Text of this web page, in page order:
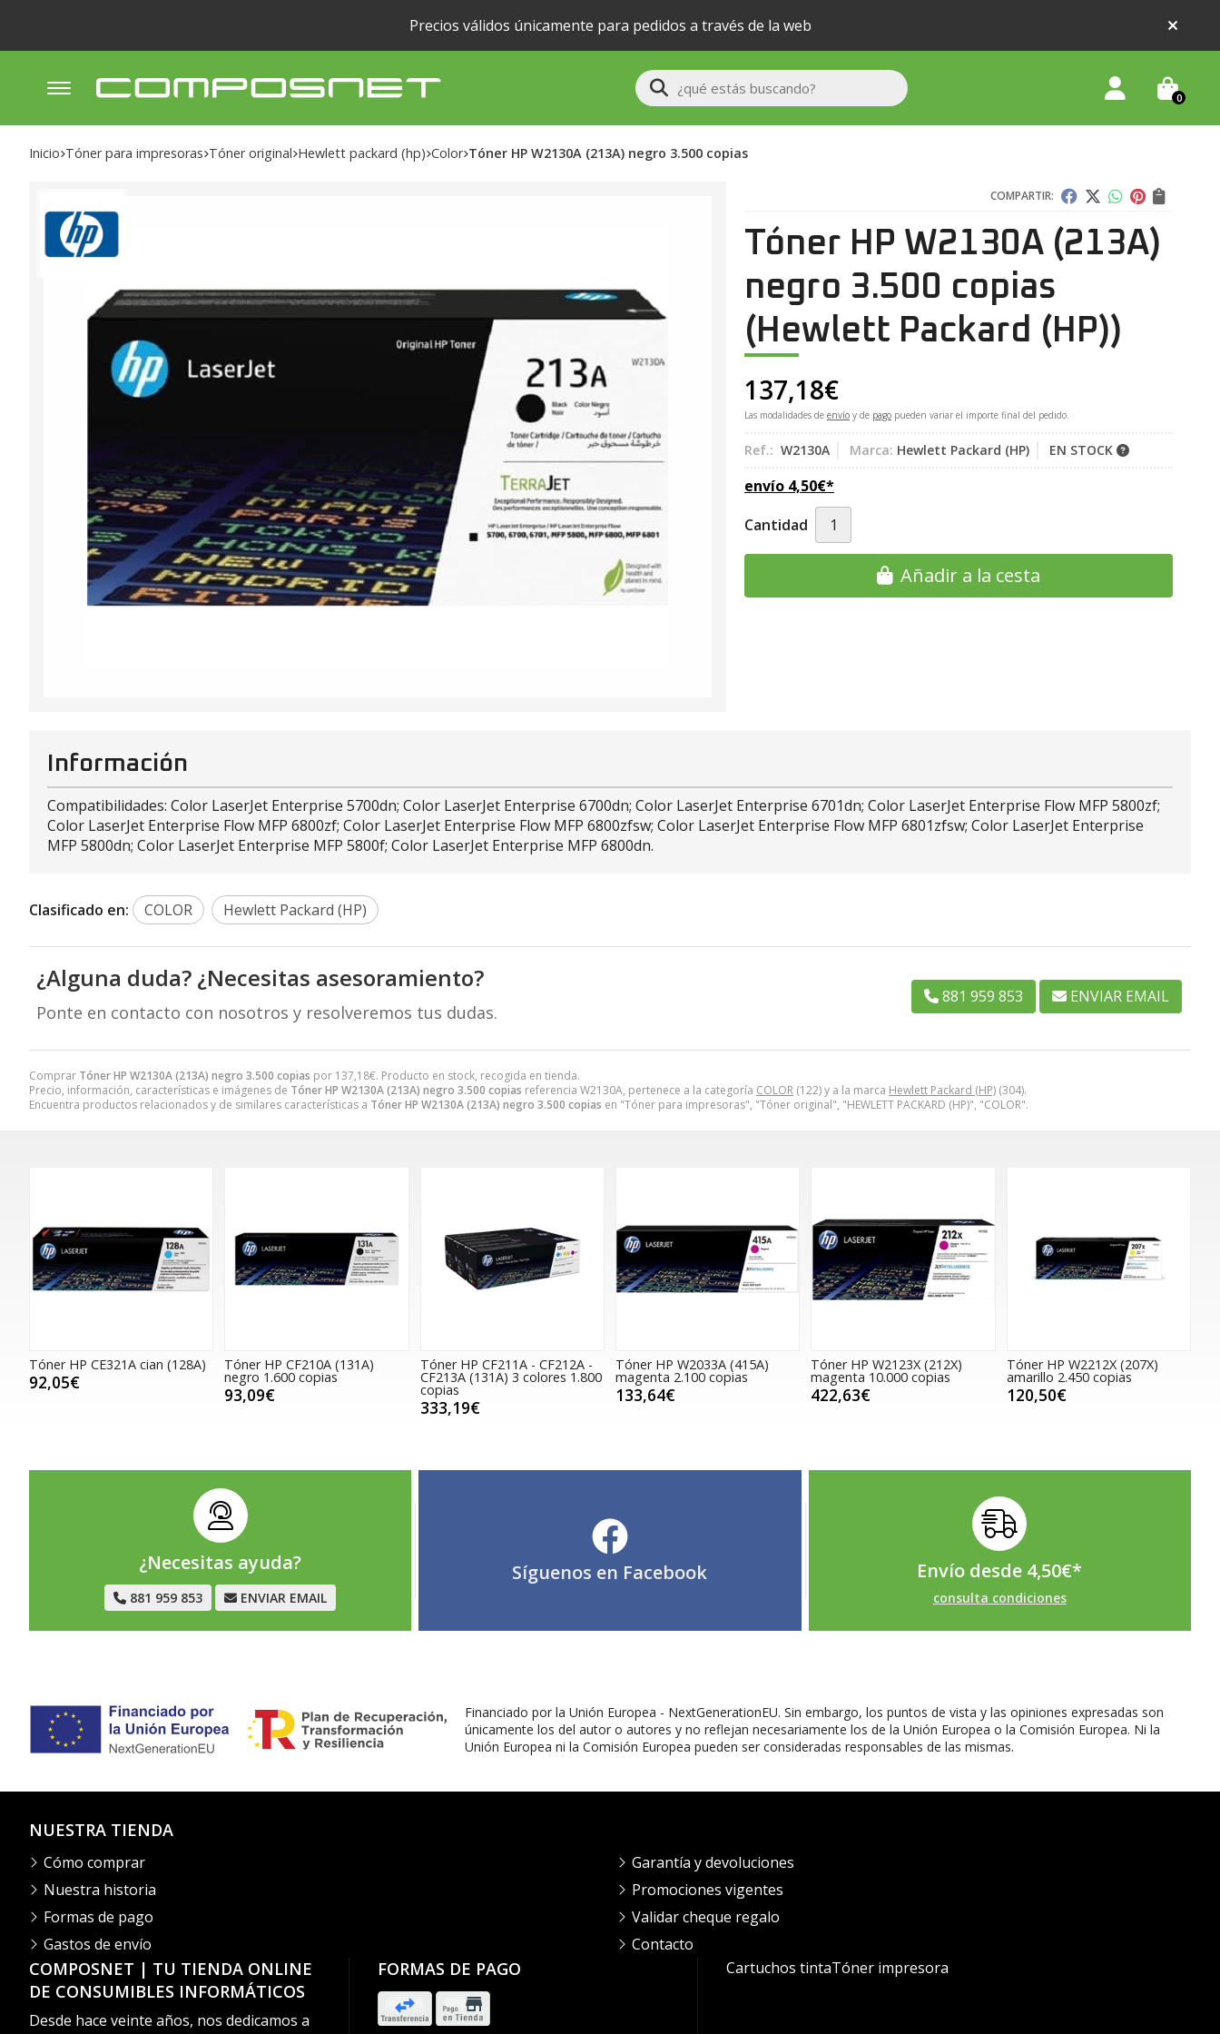
Precios válidos únicamente para pedidos a través de la web
Buscar 0
Inicio tóner para impresoras tóner original hewlett packard (hp) color Tóner HP W2130A (213A) negro 3.500 copias
COMPARTIR:
Tóner HP W2130A (213A)
negro 3.500 copias
(Hewlett Packard (HP))
137,18€
Las modalidades de envío y de pago pueden variar el importe final del pedido.
Ref.: W2130A Marca: Hewlett Packard (HP) EN STOCK
envío 4,50€*
Cantidad
Añadir a la cesta
Comprar Tóner HP W2130A (213A) negro 3.500 copias por 137,18€. Producto en stock, recogida en tienda.
Precio, información, características e imágenes de Tóner HP W2130A (213A) negro 3.500 copias referencia W2130A, pertenece a la categoría COLOR (122) y a la marca Hewlett Packard (HP) (304).
Encuentra productos relacionados y de similares características a Tóner HP W2130A (213A) negro 3.500 copias en "Tóner para impresoras", "Tóner original", "HEWLETT PACKARD (HP)", "COLOR".
Información
Compatibilidades: Color LaserJet Enterprise 5700dn; Color LaserJet Enterprise 6700dn; Color LaserJet Enterprise 6701dn; Color LaserJet Enterprise Flow MFP 5800zf;
Color LaserJet Enterprise Flow MFP 6800zf; Color LaserJet Enterprise Flow MFP 6800zfsw; Color LaserJet Enterprise Flow MFP 6801zfsw; Color LaserJet Enterprise
MFP 5800dn; Color LaserJet Enterprise MFP 5800f; Color LaserJet Enterprise MFP 6800dn.
Clasificado en: COLOR Hewlett Packard (HP)
¿Alguna duda? ¿Necesitas asesoramiento?
Ponte en contacto con nosotros y resolveremos tus dudas.
881 959 853 ENVIAR EMAIL
Tóner HP CE321A cian (128A)
92,05€
Tóner HP CF210A (131A)
negro 1.600 copias
93,09€
Tóner HP CF211A - CF212A -
CF213A (131A) 3 colores 1.800
copias
333,19€
Tóner HP W2033A (415A)
magenta 2.100 copias
133,64€
Tóner HP W2123X (212X)
magenta 10.000 copias
422,63€
Tóner HP W2212X (207X)
amarillo 2.450 copias
120,50€
¿Necesitas ayuda?
881 959 853 ENVIAR EMAIL
Síguenos en Facebook Envío desde 4,50€*
consulta condiciones
Financiado por la Unión Europea - NextGenerationEU. Sin embargo, los puntos de vista y las opiniones expresadas son
únicamente los del autor o autores y no reflejan necesariamente los de la Unión Europea o la Comisión Europea. Ni la
Unión Europea ni la Comisión Europea pueden ser consideradas responsables de las mismas.
COMPOSNET | TU TIENDA ONLINE
DE CONSUMIBLES INFORMÁTICOS
Desde hace veinte años, nos dedicamos a
FORMAS DE PAGO
NUESTRA TIENDA
Cómo comprar
Nuestra historia
Formas de pago
Gastos de envío
Garantía y devoluciones
Promociones vigentes
Validar cheque regalo
Contacto
Cartuchos tintaTóner impresora